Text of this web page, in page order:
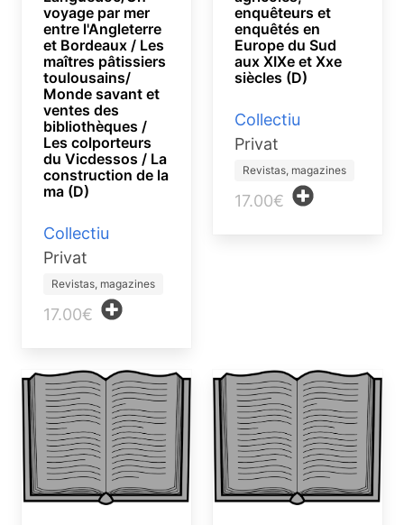
voyage par mer
entre l'Angleterre
et Bordeaux / Les
maîtres pâtissiers
toulousains/
Monde savant et
ventes des
bibliothèques /
Les colporteurs
du Vicdessos / La
construction de la
ma (D)
Collectiu
Privat
Revistas, magazines
17.00€
enquêteurs et
enquêtés en
Europe du Sud
aux XIXe et Xxe
siècles (D)
Collectiu
Privat
Revistas, magazines
17.00€